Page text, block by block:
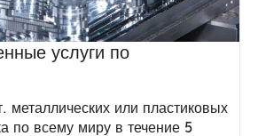
услуги по
металлических или пластиковых
по всему миру в течение 5